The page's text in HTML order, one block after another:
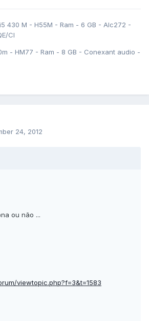
430 M - H55M - Ram - 6 GB - Alc272 -
CI
- HM77 - Ram - 8 GB - Conexant audio -
24, 2012
ou não ...
viewtopic.php?f=3&t=1583